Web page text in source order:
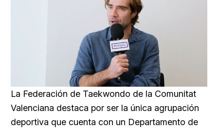
Unmute Loaded
45.22%
La Federación de Taekwondo de la Comunitat
Valenciana destaca por ser la única agrupación
deportiva que cuenta con un Departamento de